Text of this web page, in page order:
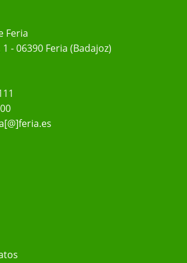
Feria
- 06390 Feria (Badajoz)